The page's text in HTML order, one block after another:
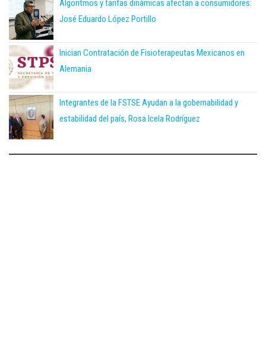
Algoritmos y tarifas dinámicas afectan a consumidores:
José Eduardo López Portillo
Inician Contratación de Fisioterapeutas Mexicanos en
Alemania
Integrantes de la FSTSE Ayudan a la gobernabilidad y
estabilidad del país, Rosa Icela Rodríguez